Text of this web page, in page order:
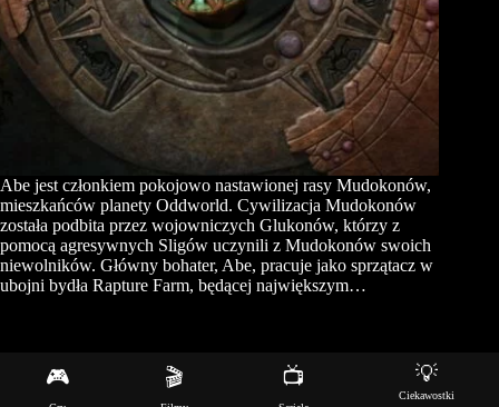
Abe jest członkiem pokojowo nastawionej rasy Mudokonów,
mieszkańców planety Oddworld. Cywilizacja Mudokonów
została podbita przez wojowniczych Glukonów, którzy z
pomocą agresywnych Sligów uczynili z Mudokonów swoich
niewolników. Główny bohater, Abe, pracuje jako sprzątacz w
ubojni bydła Rapture Farm, będącej największym…
🎮 🎬 📺 💡
Ciekawostki
Copyright © 2026 - Motyw WordPress stworzony przez